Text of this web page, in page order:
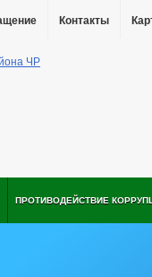
Контакты
ПРОТИВОДЕЙСТВИЕ